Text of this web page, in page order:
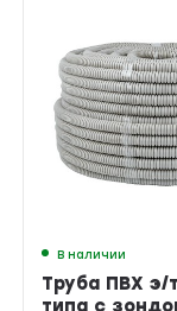
В наличии
Труба ПВХ э/
типа с